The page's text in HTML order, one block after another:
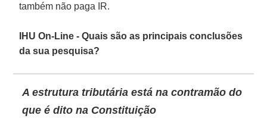
também não paga IR.
IHU On-Line - Quais são as principais conclusões
da sua pesquisa?
A estrutura tributária está na contramão do
que é dito na Constituição